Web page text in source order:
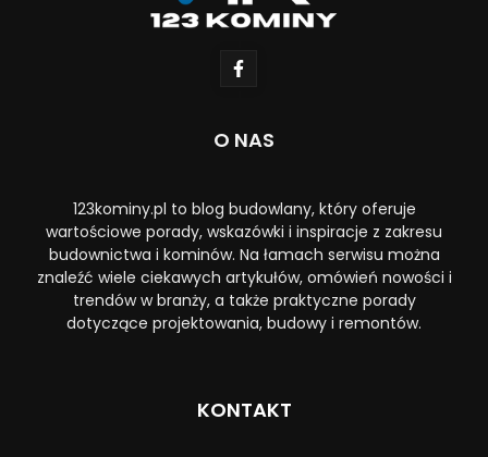
O NAS
123kominy.pl to blog budowlany, który oferuje
wartościowe porady, wskazówki i inspiracje z zakresu
budownictwa i kominów. Na łamach serwisu można
znaleźć wiele ciekawych artykułów, omówień nowości i
trendów w branży, a także praktyczne porady
dotyczące projektowania, budowy i remontów.
KONTAKT